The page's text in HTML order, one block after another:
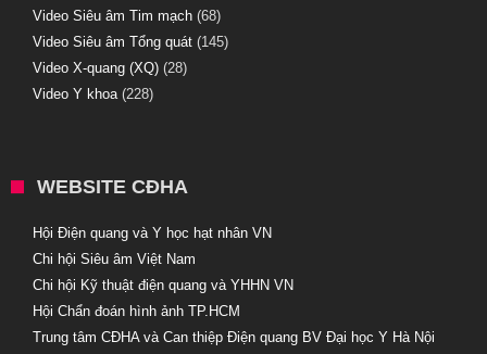
Video Siêu âm Tim mạch (68)
Video Siêu âm Tổng quát (145)
Video X-quang (XQ) (28)
Video Y khoa(228)
WEBSITE CĐHA
Hội Điện quang và Y học hạt nhân VN
Chi hội Siêu âm Việt Nam
Chi hội Kỹ thuật điện quang và YHHN VN
Hội Chẩn đoán hình ảnh TP.HCM
Trung tâm CĐHA và Can thiệp Điện quang BV Đại học Y Hà Nội